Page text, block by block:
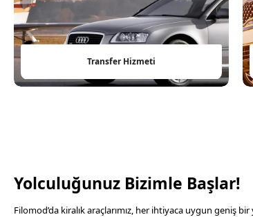
Transfer Hizmeti
Yolculuğunuz Bizimle Başlar!
Filomod’da kiralık araçlarımız, her ihtiyaca uygun geniş